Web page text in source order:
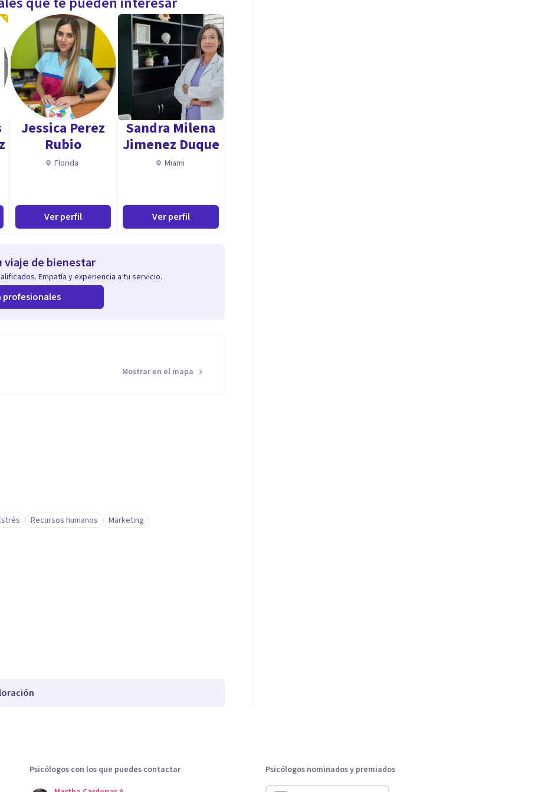
Jessica Perez
Rubio
Florida
Ver perfil
Sandra Milena
Jimenez Duque
Miami
Ver perfil
viaje de bienestar
Empatía y experiencia a tu servicio.
profesionales
Mostrar en el mapa
Recursos humanos Marketing
Psicólogos con los que puedes contactar
Psicólogos nominados y premiados